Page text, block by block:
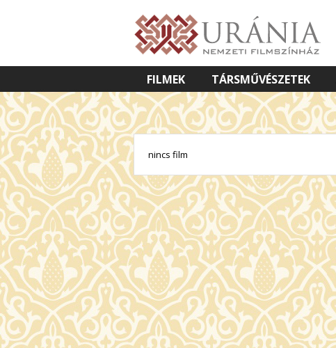
FILMEK TÁRSMŰVÉSZETEK
VETÍTETT KÉPES ELŐADÁSOK
nincs film